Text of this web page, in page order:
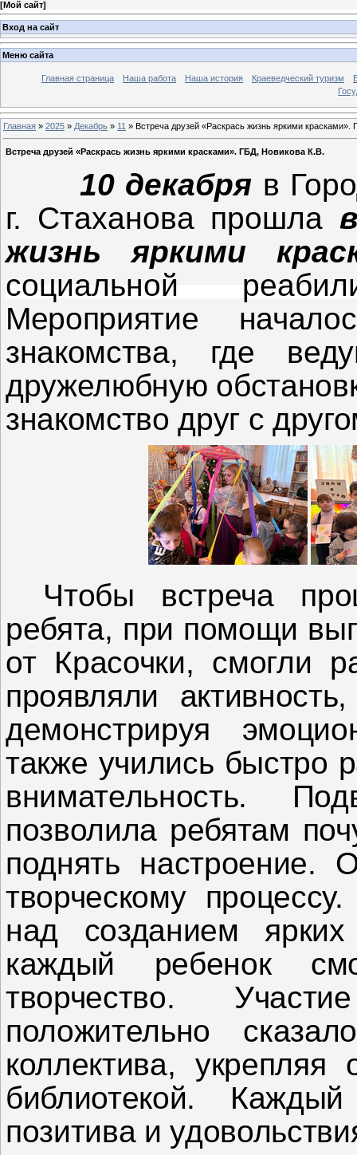
[Мой сайт]
Вход на сайт
Меню сайта
Главная страница Наша работа Наша история Краеведческий туризм
Главная » 2025 » Декабрь » 11 » Встреча друзей «Раскрась жизнь яркими красками».
Встреча друзей «Раскрась жизнь яркими красками». ГБД, Новикова К.В.
10 декабря в
г. Стаханова прошла
жизнь яркими
социальной
Мероприятие
знакомства, где
дружелюбную
знакомство друг с
Чтобы встреча
ребята, при помощи
от Красочки, смогли
проявляли
демонстрируя
также учились быстро
внимательность.
позволила ребятам
поднять настроение.
творческому
над созданием
каждый ребенок
творчество.
положительно
коллектива,
библиотекой.
позитива и